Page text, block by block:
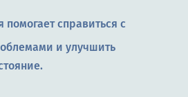
помогает справиться с
и улучшить